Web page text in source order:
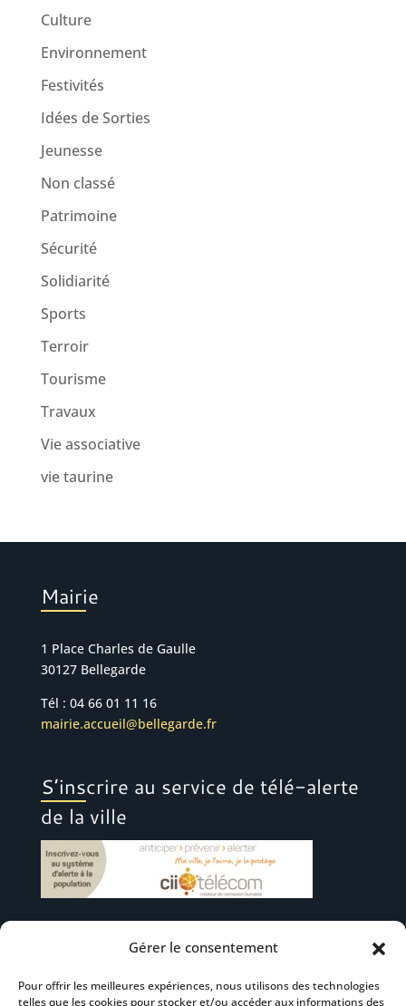
Gérer le consentement
Pour offrir les meilleures expériences, nous utilisons des technologies
telles que les cookies pour stocker et/ou accéder aux informations des
Culture
Environnement
Festivités
Idées de Sorties
Jeunesse
Non classé
Patrimoine
Sécurité
Solidiarité
Sports
Terroir
Tourisme
Travaux
Vie associative
vie taurine
Mairie
1 Place Charles de Gaulle
30127 Bellegarde
Tél : 04 66 01 11 16
mairie.accueil@bellegarde.fr
S’inscrire au service de télé-alerte
de la ville
Suivez-nous